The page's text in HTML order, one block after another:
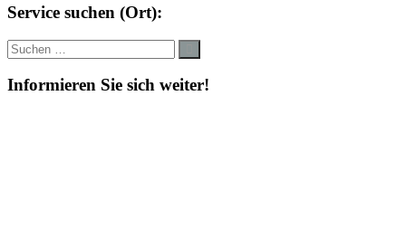
Service suchen (Ort):
Suche
nach:
Informieren Sie sich weiter!